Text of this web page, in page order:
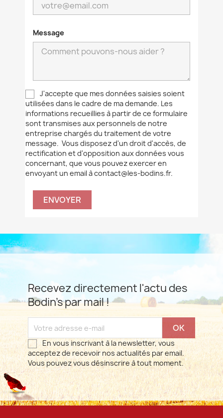
Message
J'accepte que mes données saisies soient
utilisées dans le cadre de ma demande. Les
informations recueillies à partir de ce formulaire
sont transmises aux personnels de notre
entreprise chargés du traitement de votre
message. Vous disposez d'un droit d'accès, de
rectification et d'opposition aux données vous
concernant, que vous pouvez exercer en
envoyant un email àcontact@les-bodins.fr.
Recevez directement l'actu des
Bodin's par mail !
En vous inscrivant à la newsletter, vous
acceptez de recevoir nos actualités par email.
Vous pouvez vous désinscrire à tout moment.